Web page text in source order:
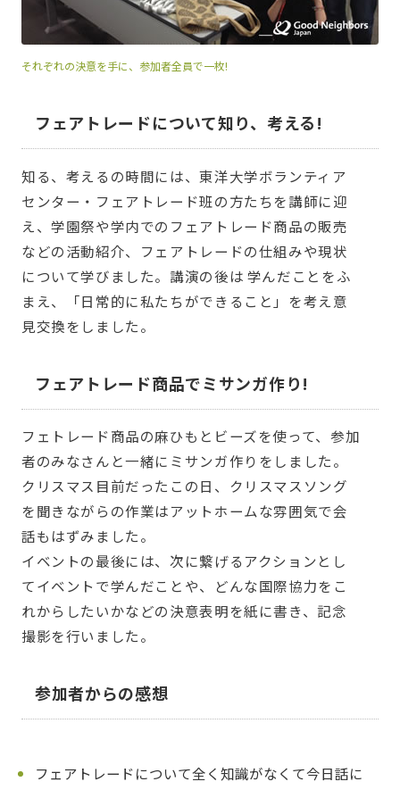
それぞれの決意を手に、参加者全員で一枚!
フェアトレードについて知り、考える!
知る、考えるの時間には、東洋大学ボランティア
センター・フェアトレード班の方たちを講師に迎
え、学園祭や学内でのフェアトレード商品の販売
などの活動紹介、フェアトレードの仕組みや現状
について学びました。講演の後は 学んだことをふ
まえ、「日常的に私たちができること」を考え意
見交換をしました。
フェアトレード商品でミサンガ作り!
フェトレード商品の麻ひもとビーズを使って、参加
者のみなさんと一緒にミサンガ作りをしました。
クリスマス目前だったこの日、クリスマスソング
を聞きながらの作業はアットホームな雰囲気で会
話もはずみました。
イベントの最後には、次に繋げるアクションとし
てイベントで学んだことや、どんな国際協力をこ
れからしたいかなどの決意表明を紙に書き、記念
撮影を行いました。
参加者からの感想
フェアトレードについて全く知識がなくて今日話に